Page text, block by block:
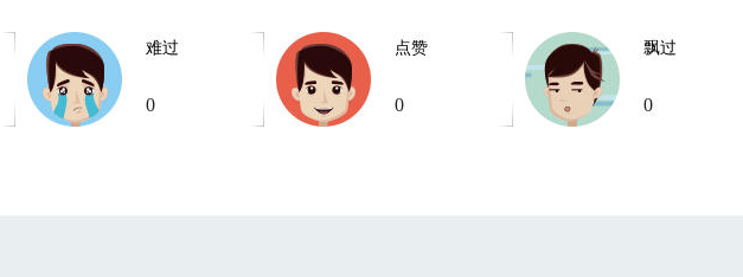
难过
0
点赞
0
飘过
0